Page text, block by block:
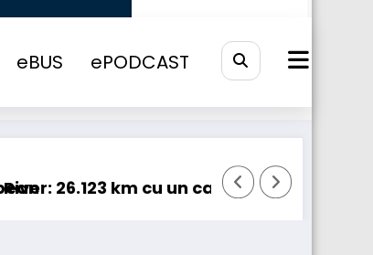
eBUS ePODCAST
pentru Inovație Busplaner 2025”
electric în transport internațional
Proiectul Revoy prinde contur